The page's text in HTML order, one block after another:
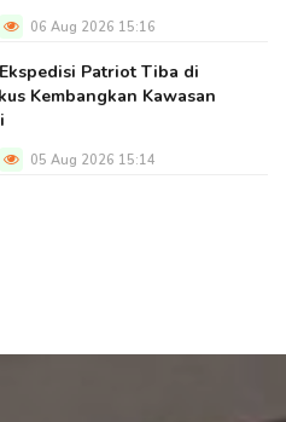
06 Aug 2026 15:16
Patriot Tiba di
Kembangkan Kawasan
05 Aug 2026 15:14